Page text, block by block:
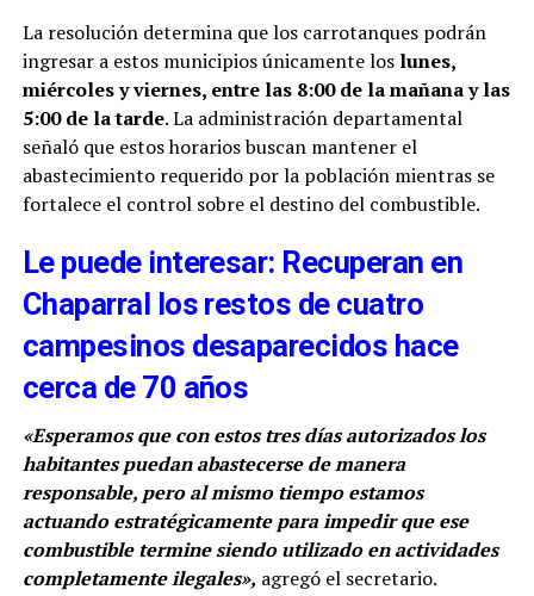
La resolución determina que los carrotanques podrán
ingresar a estos municipios únicamente los lunes,
miércoles y viernes, entre las 8:00 de la mañana y las
5:00 de la tarde. La administración departamental
señaló que estos horarios buscan mantener el
abastecimiento requerido por la población mientras se
fortalece el control sobre el destino del combustible.
Le puede interesar: Recuperan en
Chaparral los restos de cuatro
campesinos desaparecidos hace
cerca de 70 años
«Esperamos que con estos tres días autorizados los
habitantes puedan abastecerse de manera
responsable, pero al mismo tiempo estamos
actuando estratégicamente para impedir que ese
combustible termine siendo utilizado en actividades
completamente ilegales», agregó el secretario.